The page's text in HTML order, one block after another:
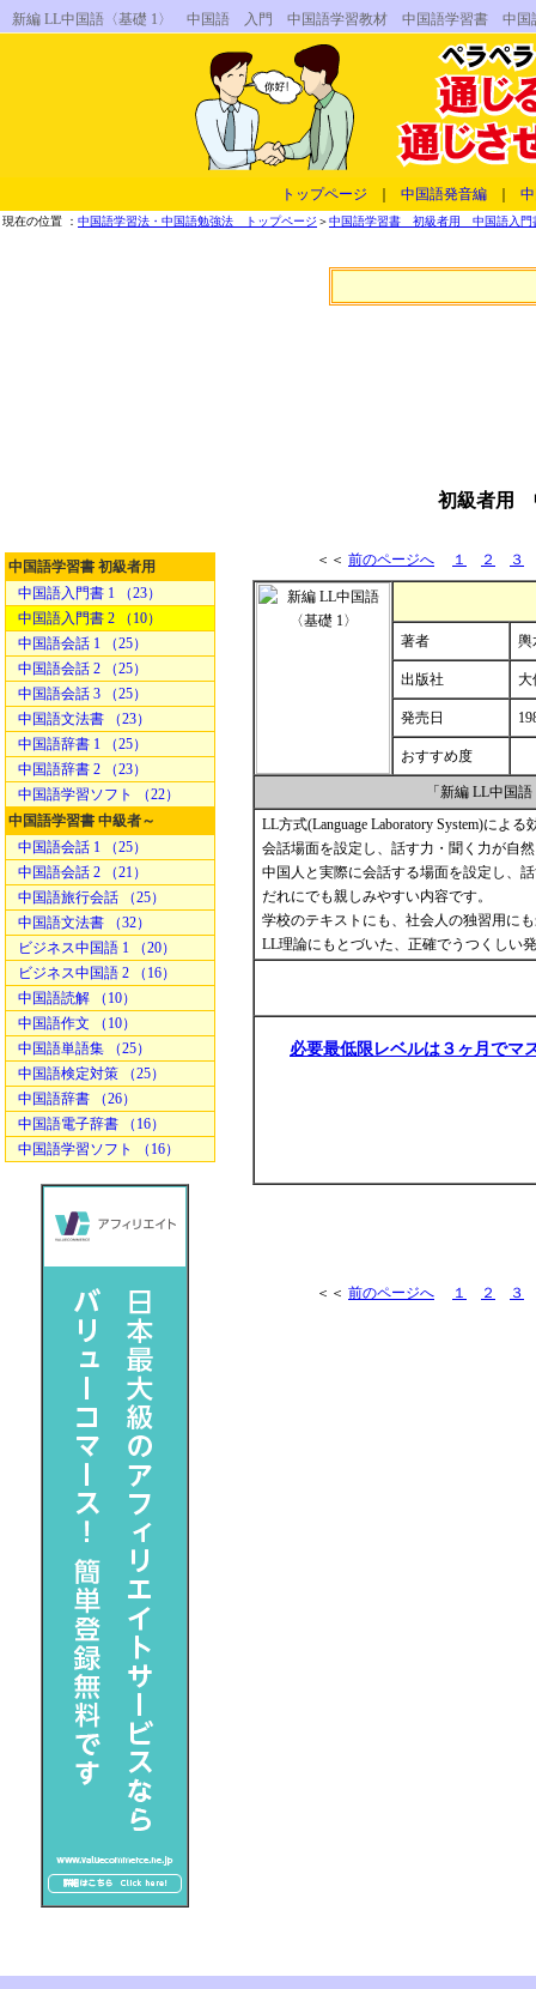
新編 LL中国語〈基礎 1〉 中国語 入門 中国語学習教材 中国語学習書
トップページ 中国語発音編
現在の位置 ： 中国語学習法・中国語勉強法 トップページ ＞中国語学習書 初級者用 中国語入門
初級者用
中国語学習書 初級者用
中国語入門書 1 （23）
中国語入門書 2 （10）
中国語会話 1 （25）
中国語会話 2 （25）
中国語会話 3 （25）
中国語文法書 （23）
中国語辞書 1 （25）
中国語辞書 2 （23）
中国語学習ソフト （22）
中国語学習書 中級者～
中国語会話 1 （25）
中国語会話 2 （21）
中国語旅行会話 （25）
中国語文法書 （32）
ビジネス中国語 1 （20）
ビジネス中国語 2 （16）
中国語読解 （10）
中国語作文 （10）
中国語単語集 （25）
中国語検定対策 （25）
中国語辞書 （26）
中国語電子辞書 （16）
中国語学習ソフト （16）
＜＜ 前のページへ １ ２ ３
著者 輿
出版社 大
発売日
おすすめ度
「新編 LL中国
LL方式(Language Laboratory System)によ
会話場面を設定し、話す力・聞く力が自
中国人と実際に会話する場面を設定し、
だれにでも親しみやすい内容です。
学校のテキストにも、社会人の独習用に
LL理論にもとづいた、正確でうつくしい
必要最低限レベルは３ヶ月でマ
＜＜ 前のページへ １ ２ ３